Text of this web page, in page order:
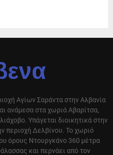
Αγίων Σαράντα στην Αλβανία
ανάμεσα στα χωριά Αβαρίτσα,
Υπάγεται διοικητικά στην
περιοχή Δελβίνου. Το χωριό
όρους Ντουργκάνο 360 μέτρα
και περνάει από τον